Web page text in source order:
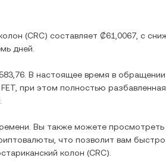
(CRC) составляет ₡61,0067 , c
дней.
. В настоящее время в
, при этом полностью
Вы также можете просмотреть
что позволит вам
колон (CRC).